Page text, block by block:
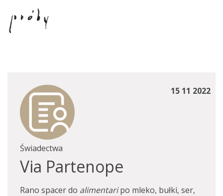
15 11 2022
Świadectwa
Via Partenope
Rano spacer do alimentaripo mleko, bułki, ser,